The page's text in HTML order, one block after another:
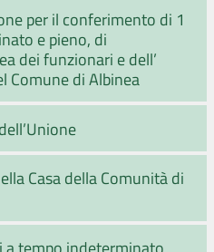
per il conferimento di 1
e pieno, di
dei funzionari e dell’
Comune di Albinea
Casa della Comunità di
a tempo indeterminato